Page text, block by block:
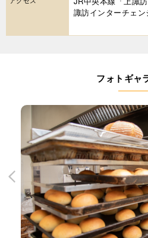
諏訪インターチェ
フォトギャ